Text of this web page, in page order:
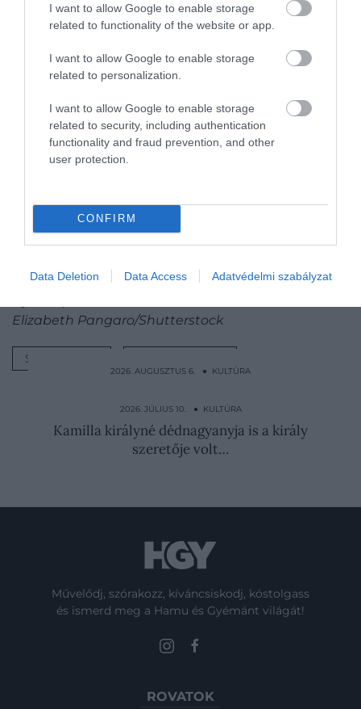
I want to allow Google to enable storage
related to functionality of the website or app.
I want to allow Google to enable storage
related to personalization.
I want to allow Google to enable storage
related to security, including authentication
functionality and fraud prevention, and other
user protection.
CONFIRM
Data Deletion Data Access Adatvédelmi szabályzat
beszámoltunk, a főszerepben a Golden Globe-díjas
Ryan Goslinglesz látható. A történet a Birodalom
kialakulásával foglalkozik.
Olvasd el ezt is!
Ryan Gosling főszereplésével érkezhet a
hangulat a Last of Us forgatásán
5 sorozat, amit mindenképp érdemes
Elizabeth Pangaro/Shutterstock
STAR WARS
2026. AUGUSZTUS 6. ● KULTÚRA
örökségét az ál-Anasztázia
2026. JÚLIUS 10. ● KULTÚRA
Kamilla királyné dédnagyanyja is a király
szeretője volt…
Művelődj, szórakozz, kíváncsiskodj, kóstolgass
és ismerd meg a Hamu és Gyémánt világát!
ROVATOK